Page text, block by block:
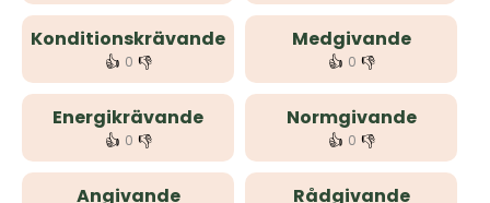
Konditionskrävande
👍 0 👎
Medgivande
👍 0 👎
Energikrävande
👍 0 👎
Normgivande
👍 0 👎
Angivande Rådgivande